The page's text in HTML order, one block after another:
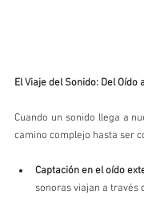
El Viaje del Sonido: Del Oído
Cuando un sonido llega a
camino complejo hasta ser
Captación en el oído
sonoras viajan a través